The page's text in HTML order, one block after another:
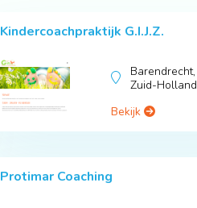
Kindercoachpraktijk G.I.J.Z.
Barendrecht,
Zuid-Holland
Bekijk
Protimar Coaching